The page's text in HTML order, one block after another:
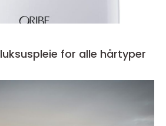
Oribe shampoo luksuspleie for alle hårtyper